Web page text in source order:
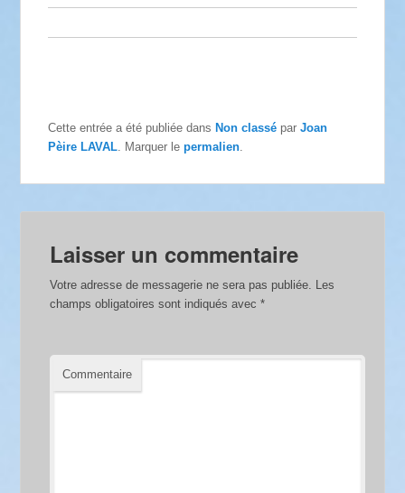
Cette entrée a été publiée dans Non classé parJoan
Pèire LAVAL . Marquer lepermalien
Laisser un commentaire
Votre adresse de messagerie ne sera pas publiée.
Les
champs obligatoires sont indiqués avec*
Commentaire